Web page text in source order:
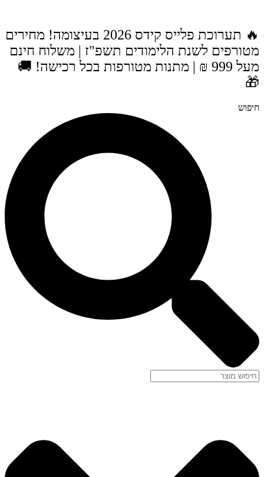
🔥 תערוכת פלייס קידס 2026 בעיצומה! מחירים
לשנת הלימודים תשפ"ז | משלוח חינם
מעל 999 ₪ | מתנות מטורפות בכל רכישה! 🚚